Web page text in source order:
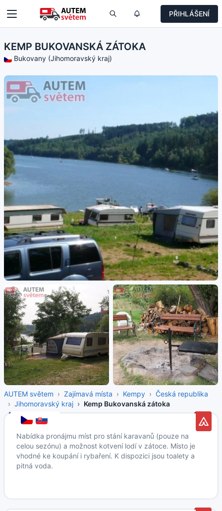
PŘIHLÁŠENÍ
KEMP BUKOVANSKÁ ZÁTOKA
Bukovany (Jihomoravský kraj)
AUTEM světem Zajímavá místa Kempy
Česká republika
Jihomoravský kraj
Kemp Bukovanská zátoka
Nabídka pronájmu míst pro stání karavanů (pouze na
celou sezónu) a možnost kotvení lodí v zátoce. Místo je
vhodné ke koupání i rybaření. K dispozici jsou toalety a
pitná voda.